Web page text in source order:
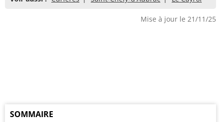
Mise à jour le 21/11/25
SOMMAIRE